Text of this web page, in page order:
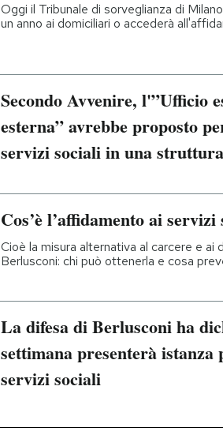
Oggi il Tribunale di sorveglianza di
un anno ai domiciliari o accederà
Secondo Avvenire, l'”Ufficio
esterna” avrebbe proposto
servizi sociali in una
Cos’è l’affidamento ai
Cioè la misura alternativa al carcere e ai
Berlusconi: chi può ottenerla e cosa
La difesa di Berlusconi ha
settimana presenterà istanza
servizi sociali